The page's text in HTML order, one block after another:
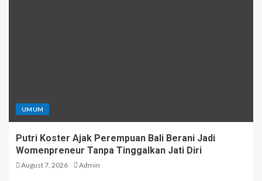
UMUM
Putri Koster Ajak Perempuan Bali Berani Jadi
Womenpreneur Tanpa Tinggalkan Jati Diri
August 7, 2026 Admin